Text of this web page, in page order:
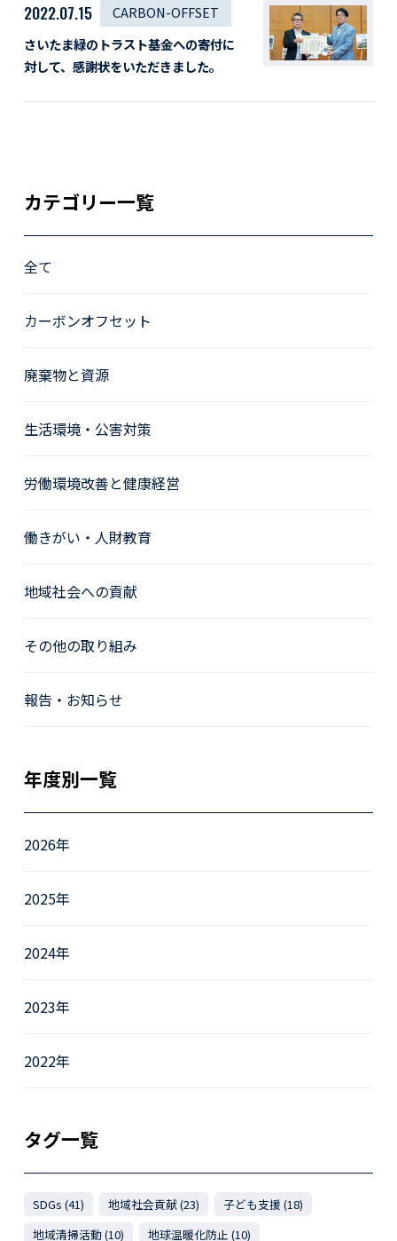
2022.07.15
CARBON-OFFSET
さいたま緑のトラスト基金への寄付に
対して、感謝状をいただきました。
カテゴリー一覧
全て
カーボンオフセット
廃棄物と資源
生活環境・公害対策
労働環境改善と健康経営
働きがい・人財教育
地域社会への貢献
その他の取り組み
報告・お知らせ
年度別一覧
2026年
2025年
2024年
2023年
2022年
タグ一覧
SDGs (41) 地域社会貢献 (23)
子ども支援 (18)
地域清掃活動 (10)
地球温暖化防止 (10)